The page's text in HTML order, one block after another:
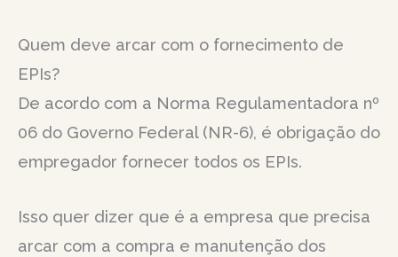
Quem deve arcar com o fornecimento de
EPIs?
De acordo com a Norma Regulamentadora nº
06 do Governo Federal (NR-6), é obrigação do
empregador fornecer todos os EPIs.
Isso quer dizer que é a empresa que precisa
arcar com a compra e manutenção dos